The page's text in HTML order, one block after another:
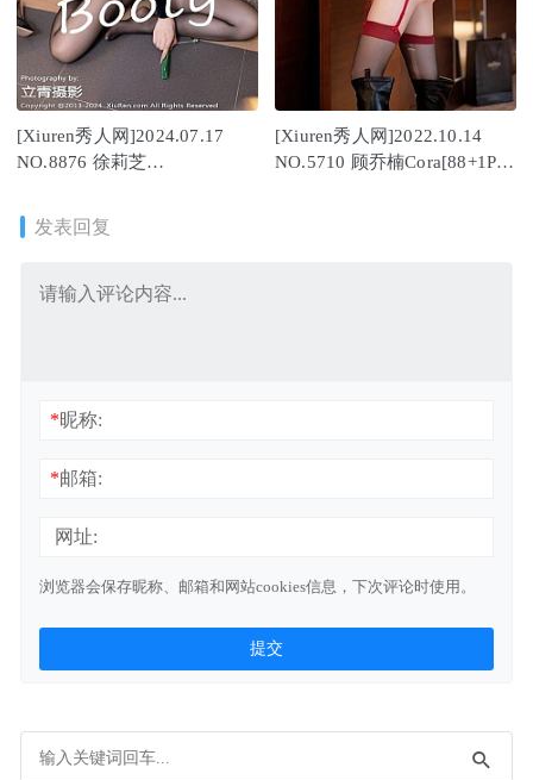
[Xiuren秀人网]2024.07.17
NO.8876 徐莉芝
[Xiuren秀人网]2022.10.14
NO.5710 顾乔楠Cora[88+1P／
发表回复
*昵称:
*邮箱:
网址:
浏览器会保存昵称、邮箱和网站cookies信息，下次评论时使用。